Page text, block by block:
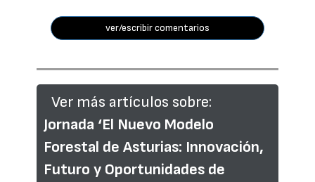
ver/escribir comentarios
Ver más artículos sobre:
Jornada ‘El Nuevo Modelo
Forestal de Asturias: Innovación,
Futuro y Oportunidades de